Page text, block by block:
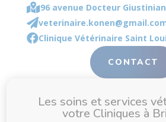
96 avenue Docteur

Clinique Vétérinaire Saint
CONTACT
Les soins et services
votre Cliniques à